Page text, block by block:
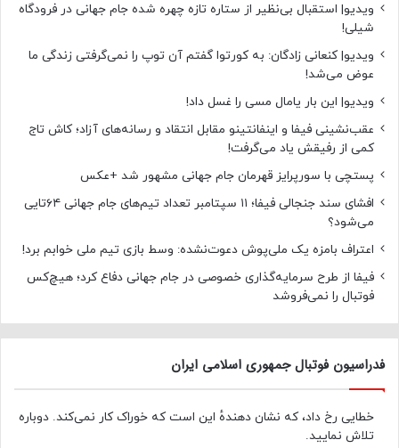
ویدیو| استقبال بی‌نظیر از ستاره تازه چهره شده جام جهانی در فرودگاه
شیلی!
ویدیو| کنعانی زادگان: به کورتوا گفتم آن توپ را نمی‌گرفتی زندگی ما
عوض می‌شد!
ویدیو| این بار یامال مسی را غسل داد!
عقب‌نشینی فیفا و اینفانتینو مقابل انتقاد و رسانه‌های آزاد؛ کاش تاج
کمی از رفیقش یاد می‌گرفت!
پستچی با سورپرایز قهرمان جام جهانی مشهور شد +عکس
افشای سند جنجالی فیفا؛ ۱۱ سپتامبر تعداد تیم‌های جام جهانی ۶۴تایی
می‌شود؟
اعتراف بامزه یک ملی‌پوش دعوت‌نشده: وسط بازی تیم ملی خوابم برد!
فیفا از طرح سرمایه‌گذاری خصوصی در جام جهانی دفاع کرد؛ هیچ‌کس
فوتبال را نمی‌فروشد
فدراسیون فوتبال جمهوری اسلامی ایران
خطایی رخ داد، که نشان دهندهٔ این است که خوراک کار نمی‌کند. دوباره
تلاش نمایید.